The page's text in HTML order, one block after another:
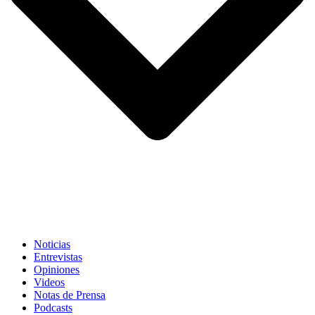
Noticias
Entrevistas
Opiniones
Videos
Notas de Prensa
Podcasts